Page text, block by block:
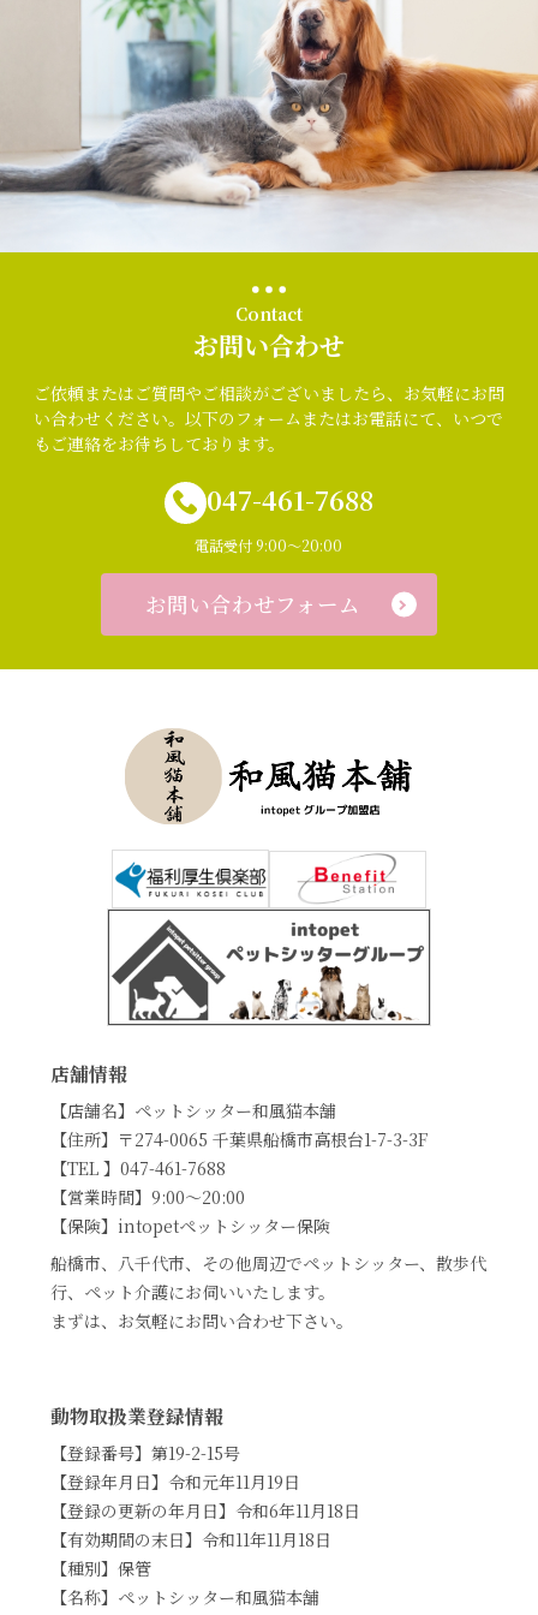
Contact
お問い合わせ
ご依頼またはご質問やご相談がございましたら、お気軽にお問
い合わせください。以下のフォームまたはお電話にて、いつで
もご連絡をお待ちしております。
047-461-7688
電話受付 9:00～20:00
お問い合わせフォーム
店舗情報
【店舗名】ペットシッター和風猫本舗
【住所】〒274-0065 千葉県船橋市高根台1-7-3-3F
【TEL 】047-461-7688
【営業時間】9:00～20:00
【保険】intopetペットシッター保険
船橋市、八千代市、その他周辺でペットシッター、散歩代
行、ペット介護にお伺いいたします。
まずは、お気軽にお問い合わせ下さい。
動物取扱業登録情報
【登録番号】第19-2-15号
【登録年月日】令和元年11月19日
【登録の更新の年月日】令和6年11月18日
【有効期間の末日】令和11年11月18日
【種別】保管
【名称】ペットシッター和風猫本舗